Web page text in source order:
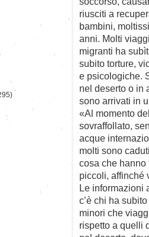
riusciti a
bambini,
anni. Molti
migranti ha
subito torture,
e psicologiche.
nel deserto o in
sono arrivati in
«Al momento
sovraffollato,
acque
molti sono
cosa che hanno
piccoli, affinché
Le informazioni
c’è chi ha
minori che
rispetto a quelli